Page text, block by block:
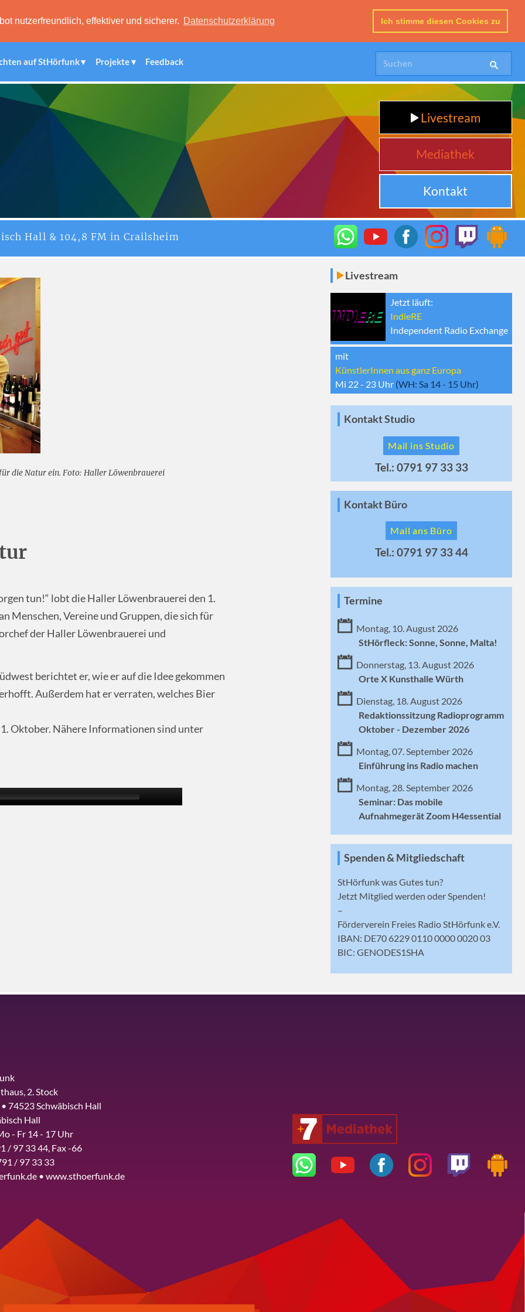
nutzerfreundlich, effektiver und sicherer. Datenschutzerklärung Ich stimme diesen Cookies zu
auf StHörfunk Projekte Feedback
Livestream
Mediathek
Kontakt
Hall & 104,8 FM in Crailsheim
die Natur ein. Foto: Haller Löwenbrauerei
tun!“ lobt die Haller Löwenbrauerei den 1.
Menschen, Vereine und Gruppen, die sich für
der Haller Löwenbrauerei und
berichtet er, wie er auf die Idee gekommen
Außerdem hat er verraten, welches Bier
Oktober. Nähere Informationen sind unter
Livestream
Jetzt läuft:
IndieRE
Independent Radio Exchange
mit
KünstlerInnen aus ganz Europa
Mi 22 - 23 Uhr (WH: Sa 14 - 15 Uhr)
Kontakt Studio
Mail ins Studio
Tel.: 0791 97 33 33
Kontakt Büro
Mail ans Büro
Tel.: 0791 97 33 44
Termine
Montag, 10. August 2026
StHörfleck: Sonne, Sonne, Malta!
Donnerstag, 13. August 2026
Orte X Kunsthalle Würth
Dienstag, 18. August 2026
Redaktionssitzung Radioprogramm
Oktober - Dezember 2026
Montag, 07. September 2026
Einführung ins Radio machen
Montag, 28. September 2026
Seminar: Das mobile
Aufnahmegerät Zoom H4essential
Spenden & Mitgliedschaft
StHörfunk was Gutes tun?
Jetzt Mitglied werden oder Spenden!
–
Förderverein Freies Radio StHörfunk e.V.
IBAN: DE70 6229 0110 0000 0020 03
BIC: GENODES1SHA
2. Stock
74523 Schwäbisch Hall
Hall
- Fr 14 - 17 Uhr
/ 97 33 44, Fax -66
/ 97 33 33
• www.sthoerfunk.de